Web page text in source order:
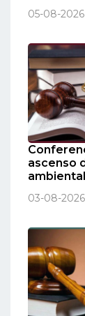
05-08-2026
ascenso
03-08-2026